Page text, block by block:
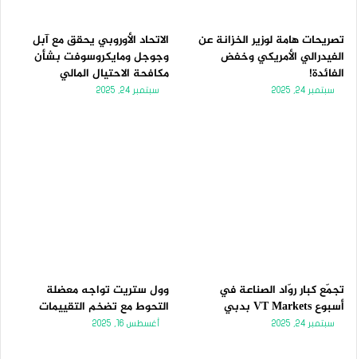
تصريحات هامة لوزير الخزانة عن
الفيدرالي الأمريكي وخفض
الفائدة!
سبتمبر 24, 2025
الاتحاد الأوروبي يحقق مع آبل
وجوجل ومايكروسوفت بشأن
مكافحة الاحتيال المالي
سبتمبر 24, 2025
تجمّع كبار روّاد الصناعة في
أسبوع VT Markets بدبي
سبتمبر 24, 2025
وول ستريت تواجه معضلة
التحوط مع تضخم التقييمات
أغسطس 16, 2025